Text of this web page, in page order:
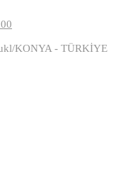
KONYA - TÜRKİYE